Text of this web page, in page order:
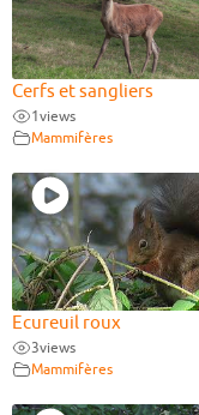
Cerfs et sangliers
1views
Mammifères
Ecureuil roux
3views
Mammifères